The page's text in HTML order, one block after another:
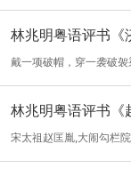
林兆明粤语评书《
戴一项破帽，穿一袭破
副邋遢...[详细]
林兆明粤语评书《
宋太祖赵匡胤,大闹勾栏
佑、郭威...[详细]